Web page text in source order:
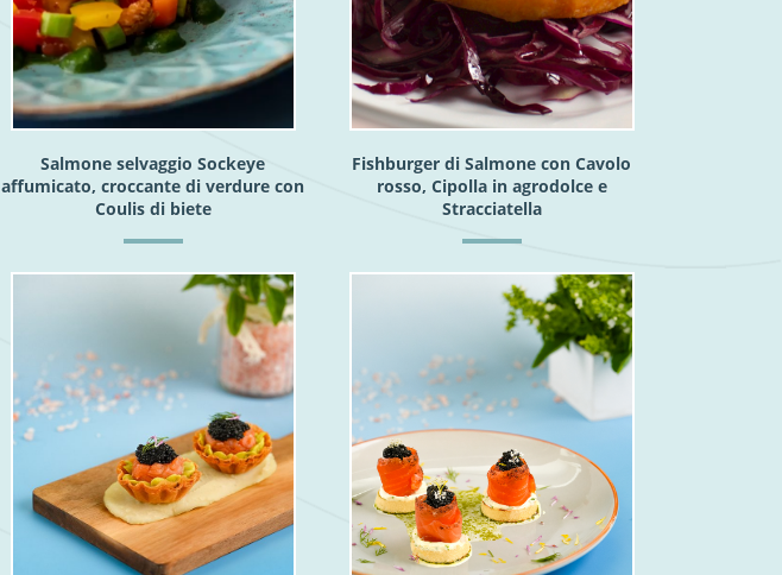
Salmone selvaggio Sockeye
affumicato, croccante di verdure con
Coulis di biete
Fishburger di Salmone con Cavolo
rosso, Cipolla in agrodolce e
Stracciatella